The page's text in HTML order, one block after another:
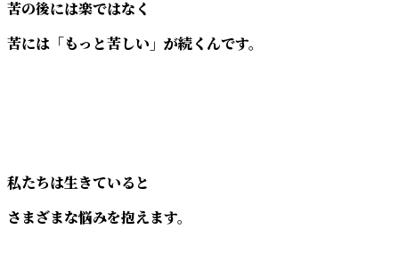
苦の後には楽ではなく
苦には「もっと苦しい」が続くんです。
私たちは生きていると
さまざまな悩みを抱えます。